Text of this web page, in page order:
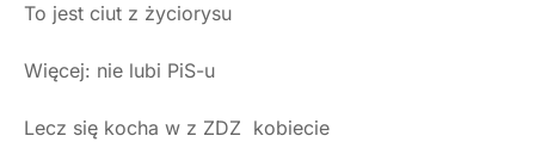
To jest ciut z życiorysu
Więcej: nie lubi PiS-u
Lecz się kocha w z ZDZ kobiecie